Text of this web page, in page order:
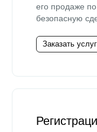
его продаже
безопасную
Заказать